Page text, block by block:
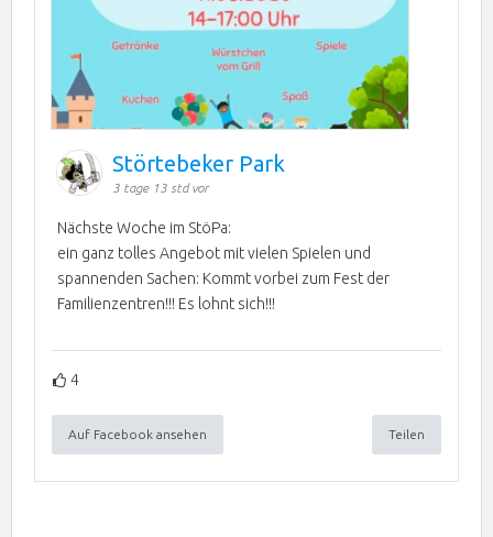
Störtebeker Park
3 tage 13 std vor
Nächste Woche im StöPa:
ein ganz tolles Angebot mit vielen Spielen und
spannenden Sachen: Kommt vorbei zum Fest der
Familienzentren!!! Es lohnt sich!!!
4
Auf Facebook ansehen Teilen